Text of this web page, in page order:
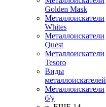
Golden Mask
Металлоискатели
Whites
Металлоискатели
Quest
Металлоискатели
Tesoro
Виды
металлоискателей
Металлоискатели
б/у